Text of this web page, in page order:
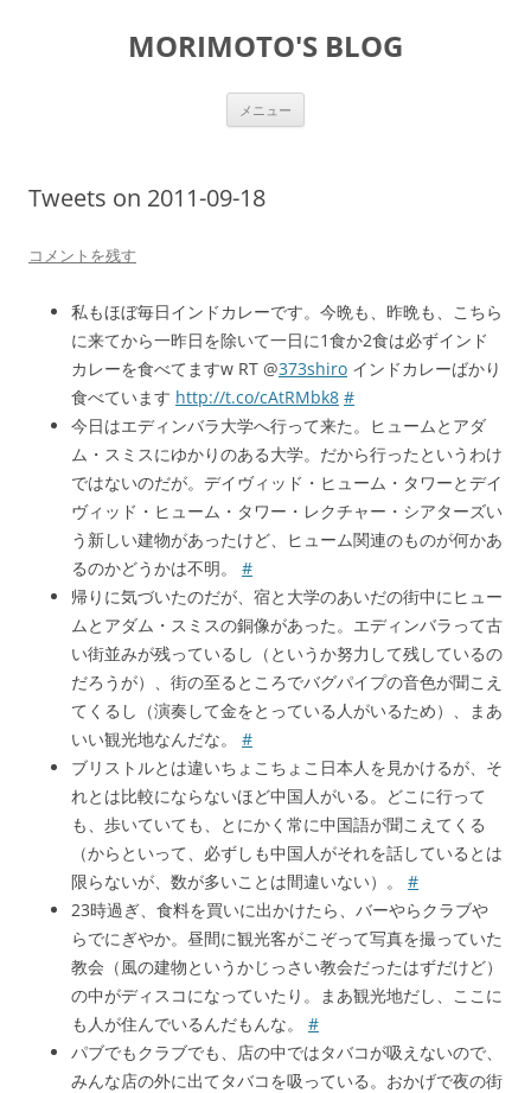
MORIMOTO'S BLOG
メニュー
Tweets on 2011-09-18
コメントを残す
私もほぼ毎日インドカレーです。今晩も、昨晩も、こちら
に来てから一昨日を除いて一日に1食か2食は必ずインド
カレーを食べてますw RT @373shiro インドカレーばかり
食べています http://t.co/cAtRMbk8 #
今日はエディンバラ大学へ行って来た。ヒュームとアダ
ム・スミスにゆかりのある大学。だから行ったというわけ
ではないのだが。デイヴィッド・ヒューム・タワーとデイ
ヴィッド・ヒューム・タワー・レクチャー・シアターズい
う新しい建物があったけど、ヒューム関連のものが何かあ
るのかどうかは不明。 #
帰りに気づいたのだが、宿と大学のあいだの街中にヒュー
ムとアダム・スミスの銅像があった。エディンバラって古
い街並みが残っているし（というか努力して残しているの
だろうが）、街の至るところでバグパイプの音色が聞こえ
てくるし（演奏して金をとっている人がいるため）、まあ
いい観光地なんだな。 #
ブリストルとは違いちょこちょこ日本人を見かけるが、そ
れとは比較にならないほど中国人がいる。どこに行って
も、歩いていても、とにかく常に中国語が聞こえてくる
（からといって、必ずしも中国人がそれを話しているとは
限らないが、数が多いことは間違いない）。 #
23時過ぎ、食料を買いに出かけたら、バーやらクラブや
らでにぎやか。昼間に観光客がこぞって写真を撮っていた
教会（風の建物というかじっさい教会だったはずだけど）
の中がディスコになっていたり。まあ観光地だし、ここに
も人が住んでいるんだもんな。 #
パブでもクラブでも、店の中ではタバコが吸えないので、
みんな店の外に出てタバコを吸っている。おかげで夜の街